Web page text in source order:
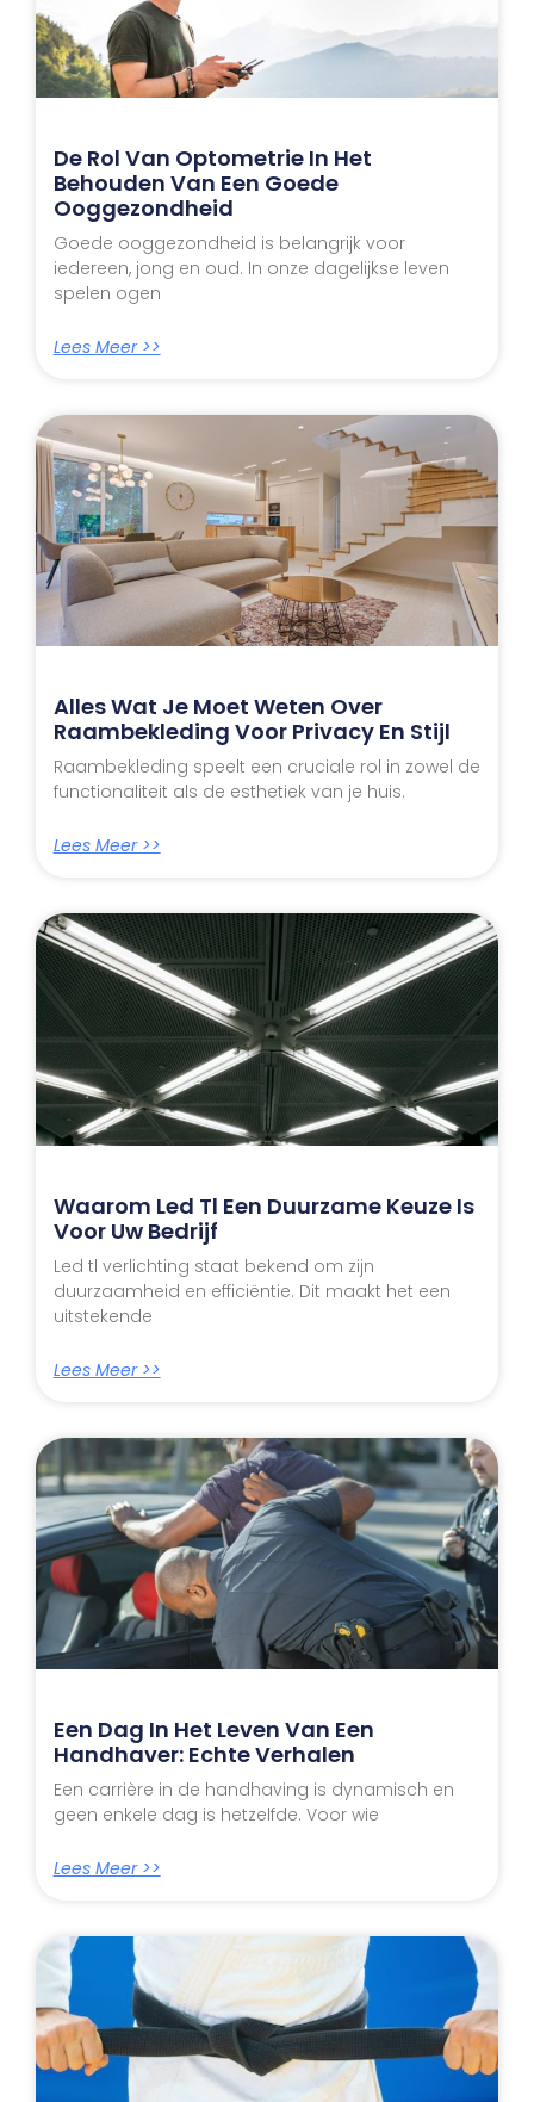
De Rol Van Optometrie In Het
Behouden Van Een Goede
Ooggezondheid
Goede ooggezondheid is belangrijk voor
iedereen, jong en oud. In onze dagelijkse leven
spelen ogen
Lees Meer >>
Alles Wat Je Moet Weten Over
Raambekleding Voor Privacy En Stijl
Raambekleding speelt een cruciale rol in zowel de
functionaliteit als de esthetiek van je huis.
Lees Meer >>
Waarom Led Tl Een Duurzame Keuze Is
Voor Uw Bedrijf
Led tl verlichting staat bekend om zijn
duurzaamheid en efficiëntie. Dit maakt het een
uitstekende
Lees Meer >>
Een Dag In Het Leven Van Een
Handhaver: Echte Verhalen
Een carrière in de handhaving is dynamisch en
geen enkele dag is hetzelfde. Voor wie
Lees Meer >>